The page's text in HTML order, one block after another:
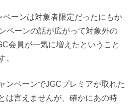
ーンは対象者限定だったにもか
ペーンの話が広がって対象外の
会員が一気に増えたということ
。
ンペーンでJGCプレミアが取れた
は言えませんが、確かにあの時